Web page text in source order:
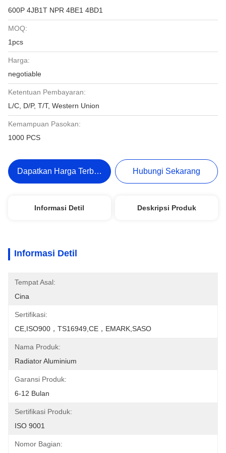
600P 4JB1T NPR 4BE1 4BD1
MOQ:
1pcs
Harga:
negotiable
Ketentuan Pembayaran:
L/C, D/P, T/T, Western Union
Kemampuan Pasokan:
1000 PCS
Dapatkan Harga Terbaik Hubungi Sekarang
Informasi Detil Deskripsi Produk
Informasi Detil
Tempat Asal:
Cina
Sertifikasi:
CE,ISO900，TS16949,CE，EMARK,SASO
Nama Produk:
Radiator Aluminium
Garansi Produk:
6-12 Bulan
Sertifikasi Produk:
ISO 9001
Nomor Bagian: